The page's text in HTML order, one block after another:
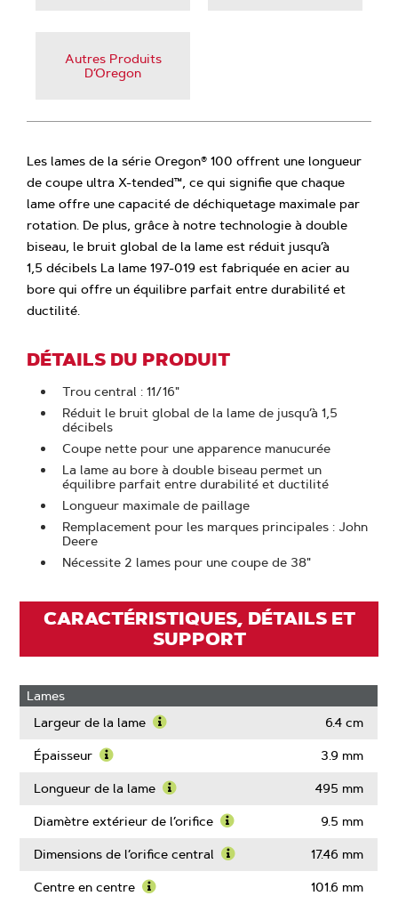
Autres Produits
D’Oregon
Les lames de la série Oregon® 100 offrent une longueur
de coupe ultra X-tended™, ce qui signifie que chaque
lame offre une capacité de déchiquetage maximale par
rotation. De plus, grâce à notre technologie à double
biseau, le bruit global de la lame est réduit jusqu’à
1,5 décibels La lame 197-019 est fabriquée en acier au
bore qui offre un équilibre parfait entre durabilité et
ductilité.
DÉTAILS DU PRODUIT
Trou central : 11/16"
Réduit le bruit global de la lame de jusqu’à 1,5
décibels
Coupe nette pour une apparence manucurée
La lame au bore à double biseau permet un
équilibre parfait entre durabilité et ductilité
Longueur maximale de paillage
Remplacement pour les marques principales : John
Deere
Nécessite 2 lames pour une coupe de 38"
CARACTÉRISTIQUES, DÉTAILS ET
SUPPORT
Lames
Largeur de la lame
Largeur
la
6.4 cm
Épaisseur
More
Épaisseur
3.9 mm
Longueur de la lame
More
Longueur
495 mm
Diamètre extérieur de l’orifice
More
9.5 mm
Dimensions de l’orifice central 17.46 mm
Centre en centre 101.6 mm